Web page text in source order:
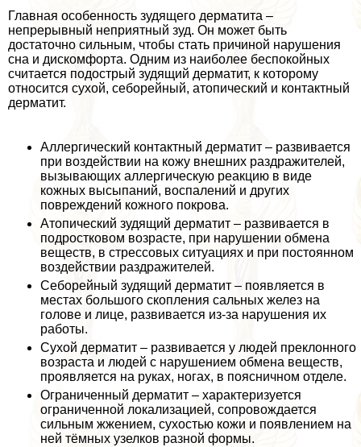
Главная особенность зудящего дерматита –
непрерывный неприятный зуд. Он может быть
достаточно сильным, чтобы стать причиной нарушения
сна и дискомфорта. Одним из наиболее беспокойных
считается подострый зудящий дерматит, к которому
относится сухой, себорейный, атопический и контактный
дерматит.
Аллергический контактный дерматит – развивается
при воздействии на кожу внешних раздражителей,
вызывающих аллергическую реакцию в виде
кожных высыпаний, воспалений и других
повреждений кожного покрова.
Атопический зудящий дерматит – развивается в
подростковом возрасте, при нарушении обмена
веществ, в стрессовых ситуациях и при постоянном
воздействии раздражителей.
Себорейный зудящий дерматит – появляется в
местах большого скопления сальных желез на
голове и лице, развивается из-за нарушения их
работы.
Сухой дерматит – развивается у людей преклонного
возраста и людей с нарушением обмена веществ,
проявляется на руках, ногах, в поясничном отделе.
Ограниченный дерматит – хаpaктеризуется
ограниченной локализацией, сопровождается
сильным жжением, сухостью кожи и появлением на
ней тёмных узелков разной формы.